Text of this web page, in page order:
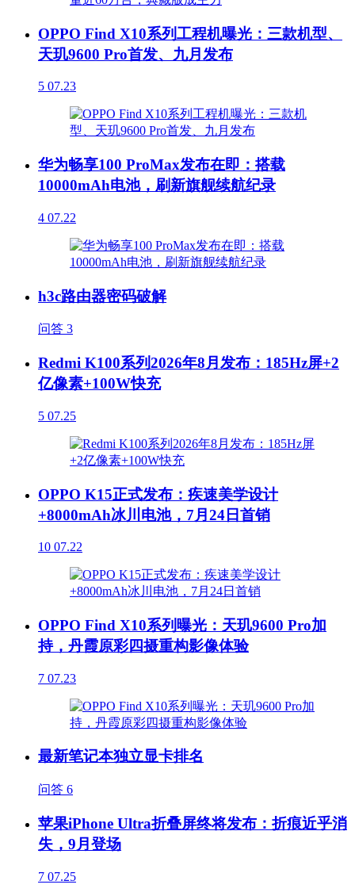
OPPO Find X10系列工程机曝光：三款机型、
天玑9600 Pro首发、九月发布
5 07.23
华为畅享100 ProMax发布在即：搭载
10000mAh电池，刷新旗舰续航纪录
4 07.22
h3c路由器密码破解
问答 3
Redmi K100系列2026年8月发布：185Hz屏+2
亿像素+100W快充
5 07.25
OPPO K15正式发布：疾速美学设计
+8000mAh冰川电池，7月24日首销
10 07.22
OPPO Find X10系列曝光：天玑9600 Pro加
持，丹霞原彩四摄重构影像体验
7 07.23
最新笔记本独立显卡排名
问答 6
苹果iPhone Ultra折叠屏终将发布：折痕近乎消
失，9月登场
7 07.25